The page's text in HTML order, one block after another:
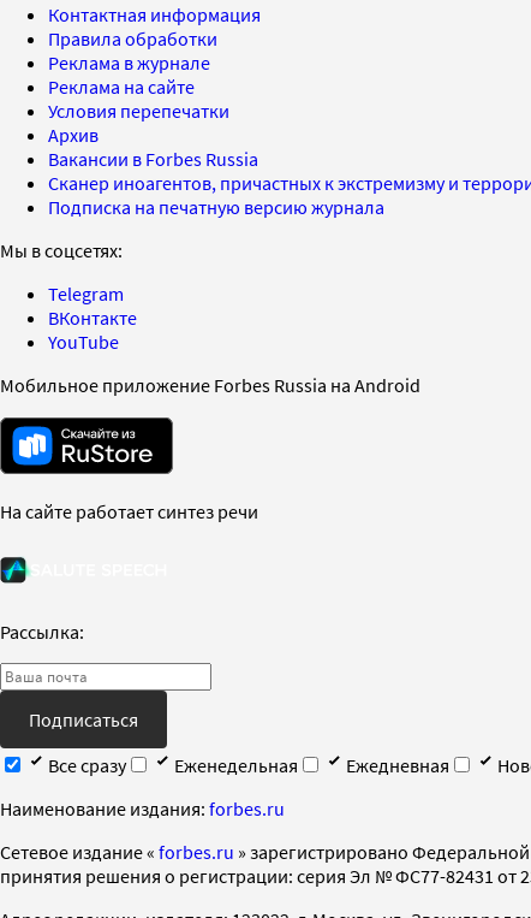
Контактная информация
Правила обработки
Реклама в журнале
Реклама на сайте
Условия перепечатки
Архив
Вакансии в Forbes Russia
Сканер иноагентов, причастных к экстремизму и
Подписка на печатную версию журнала
Мы в соцсетях:
Telegram
ВКонтакте
YouTube
Мобильное приложение Forbes Russia на Android
На сайте работает синтез речи
Рассылка:
Подписаться
Все сразу
Еженедельная Ежедневная
Наименование издания: forbes.ru
Cетевое издание « forbes.ru » зарегистрировано
принятия решения о регистрации: серия Эл № ФС77-82431 от